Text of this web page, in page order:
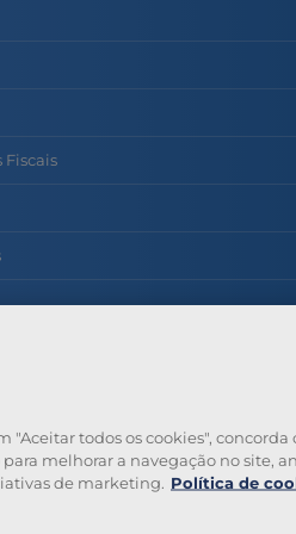
Fiscais
"Aceitar todos os cookies",
melhorar a navegação no site,
de marketing. Política de